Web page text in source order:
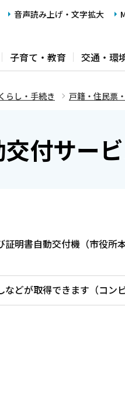
音声読み上げ・文字拡大
子育て・教育 交通・環
らし・手続き 戸籍・住民票
付サー
証明書自動交付機（市役
どが取得できます（コン